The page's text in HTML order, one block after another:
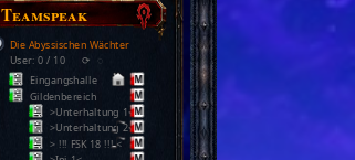
Teamspeak
Die Abyssischen Wächter
User: 0 / 10 ⟳
Eingangshalle
Gildenbereich
>Unterhaltung 1<
>Unterhaltung 2<
> !!! FSK 18 !!! <